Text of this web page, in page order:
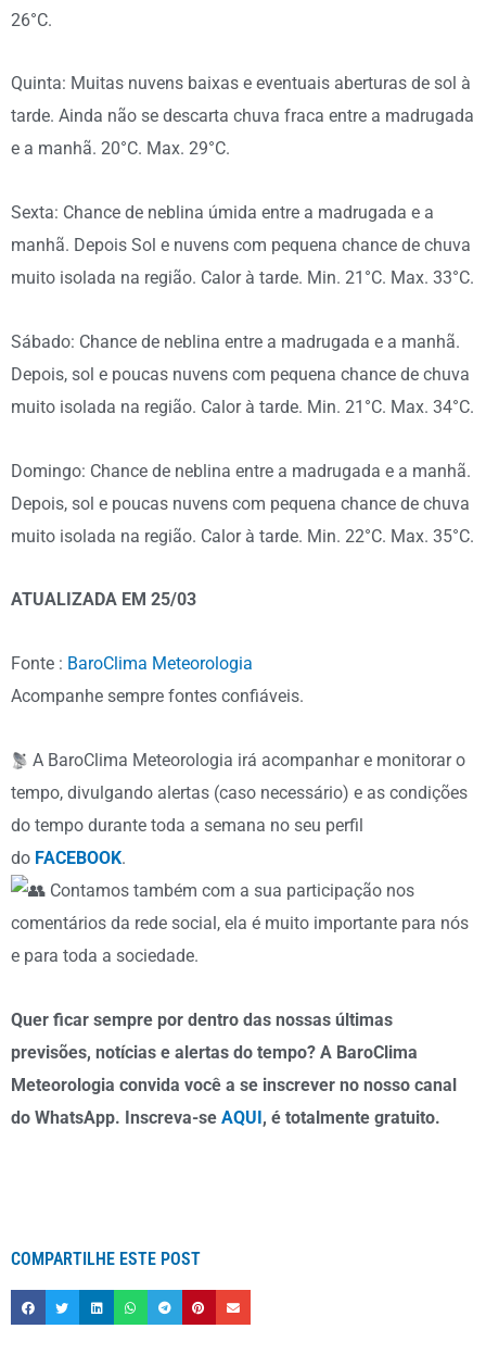
26°C.
Quinta: Muitas nuvens baixas e eventuais aberturas de sol à
tarde. Ainda não se descarta chuva fraca entre a madrugada
e a manhã. 20°C. Max. 29°C.
Sexta: Chance de neblina úmida entre a madrugada e a
manhã. Depois Sol e nuvens com pequena chance de chuva
muito isolada na região. Calor à tarde. Min. 21°C. Max. 33°C.
Sábado: Chance de neblina entre a madrugada e a manhã.
Depois, sol e poucas nuvens com pequena chance de chuva
muito isolada na região. Calor à tarde. Min. 21°C. Max. 34°C.
Domingo: Chance de neblina entre a madrugada e a manhã.
Depois, sol e poucas nuvens com pequena chance de chuva
muito isolada na região. Calor à tarde. Min. 22°C. Max. 35°C.
ATUALIZADA EM 25/03
Fonte : BaroClima Meteorologia
Acompanhe sempre fontes confiáveis.
A BaroClima Meteorologia irá acompanhar e monitorar o
tempo, divulgando alertas (caso necessário) e as condições
do tempo durante toda a semana no seu perfil
do FACEBOOK.
Contamos também com a sua participação nos
comentários da rede social, ela é muito importante para nós
e para toda a sociedade.
Quer ficar sempre por dentro das nossas últimas
previsões, notícias e alertas do tempo? A BaroClima
Meteorologia convida você a se inscrever no nosso canal
do WhatsApp. Inscreva-se AQUI, é totalmente gratuito.
COMPARTILHE ESTE POST